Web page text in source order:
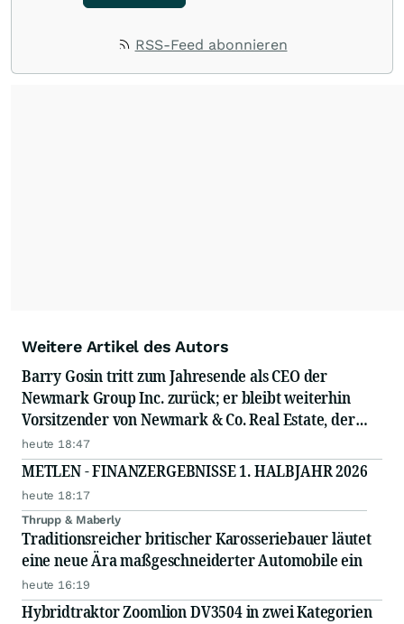
RSS-Feed abonnieren
Weitere Artikel des Autors
Barry Gosin tritt zum Jahresende als CEO der
Newmark Group Inc. zurück; er bleibt weiterhin
Vorsitzender von Newmark & Co. Real Estate, der
operativen Gesellschaft von Newmark
heute 18:47
METLEN - FINANZERGEBNISSE 1. HALBJAHR 2026
heute 18:17
Thrupp & Maberly
Traditionsreicher britischer Karosseriebauer läutet
eine neue Ära maßgeschneiderter Automobile ein
heute 16:19
Hybridtraktor Zoomlion DV3504 in zwei Kategorien